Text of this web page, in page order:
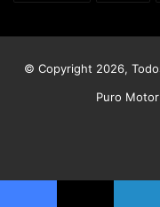
© Copyright 2026,
Puro